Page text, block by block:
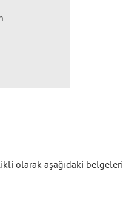
olarak aşağıdaki belgeleri